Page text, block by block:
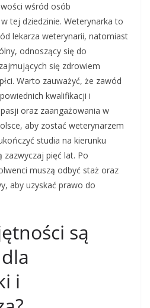
wśród osób
tej dziedzinie. Weterynarka to
lekarza weterynarii, natomiast
odnoszący się do
się zdrowiem
Warto zauważyć, że zawód
kwalifikacji i
oraz zaangażowania w
aby zostać weterynarzem
studia na kierunku
pięć lat. Po
muszą odbyć staż oraz
aby uzyskać prawo do
są
i